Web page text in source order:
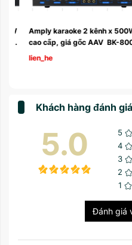
Amply karaoke 2 kênh x 500W
cao cấp, giá gốc AAV  BK-8000
lien_he
Khách hàng đánh giá
5.0 5
4
3
2
1
Đánh giá